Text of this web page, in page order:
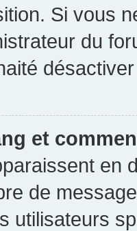
Si vous
du
et
en
de
utilisateurs